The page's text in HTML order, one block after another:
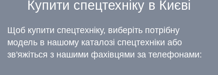
Купити спецтехніку в Києві
Щоб купити спецтехніку, виберіть потрібну
модель в нашому каталозі спецтехніки або
зв'яжіться з нашими фахівцями за телефонами: